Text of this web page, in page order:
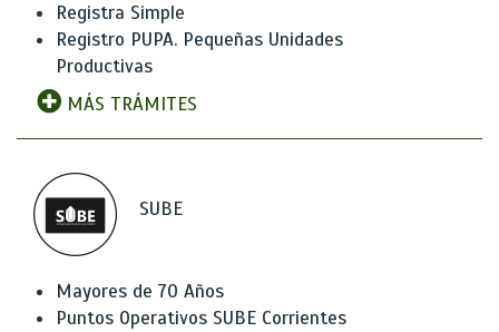
Registra Simple
Registro PUPA. Pequeñas Unidades
Productivas
MÁS TRÁMITES
SUBE
Mayores de 70 Años
Puntos Operativos SUBE Corrientes